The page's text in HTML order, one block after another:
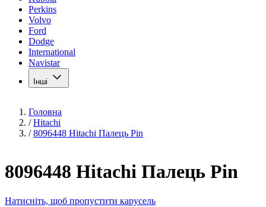
Perkins
Volvo
Ford
Dodge
International
Navistar
Інші
Головна
/ Hitachi
/ 8096448 Hitachi Палець Pin
8096448 Hitachi Палець Pin
Натисніть, щоб пропустити карусель